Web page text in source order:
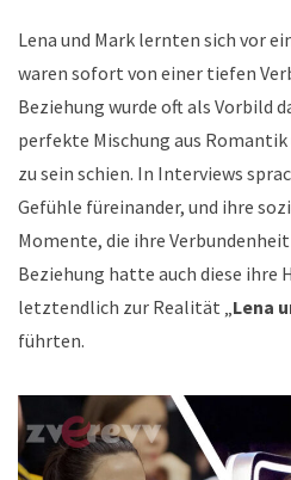
Lena und Mark lernten sich vor
waren sofort von einer tiefen
Beziehung wurde oft als Vorbild
perfekte Mischung aus
zu sein schien. In Interviews
Gefühle füreinander, und ihre
Momente, die ihre
Beziehung hatte auch diese ihre
letztendlich zur Realität „ Lena
führten.